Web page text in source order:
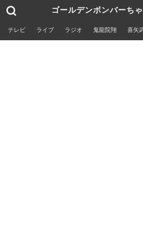
ゴールデンボンバーち
テレビ ライブ ラジオ 鬼龍院翔 喜矢